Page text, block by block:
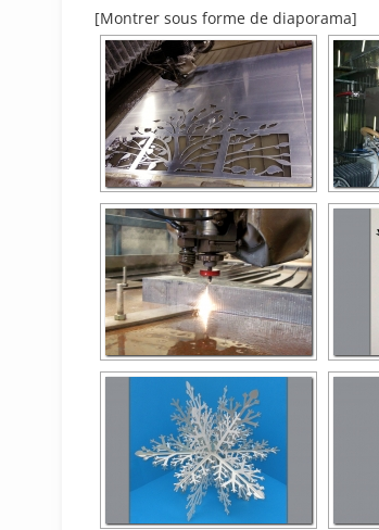
[Montrer sous forme de diaporama]